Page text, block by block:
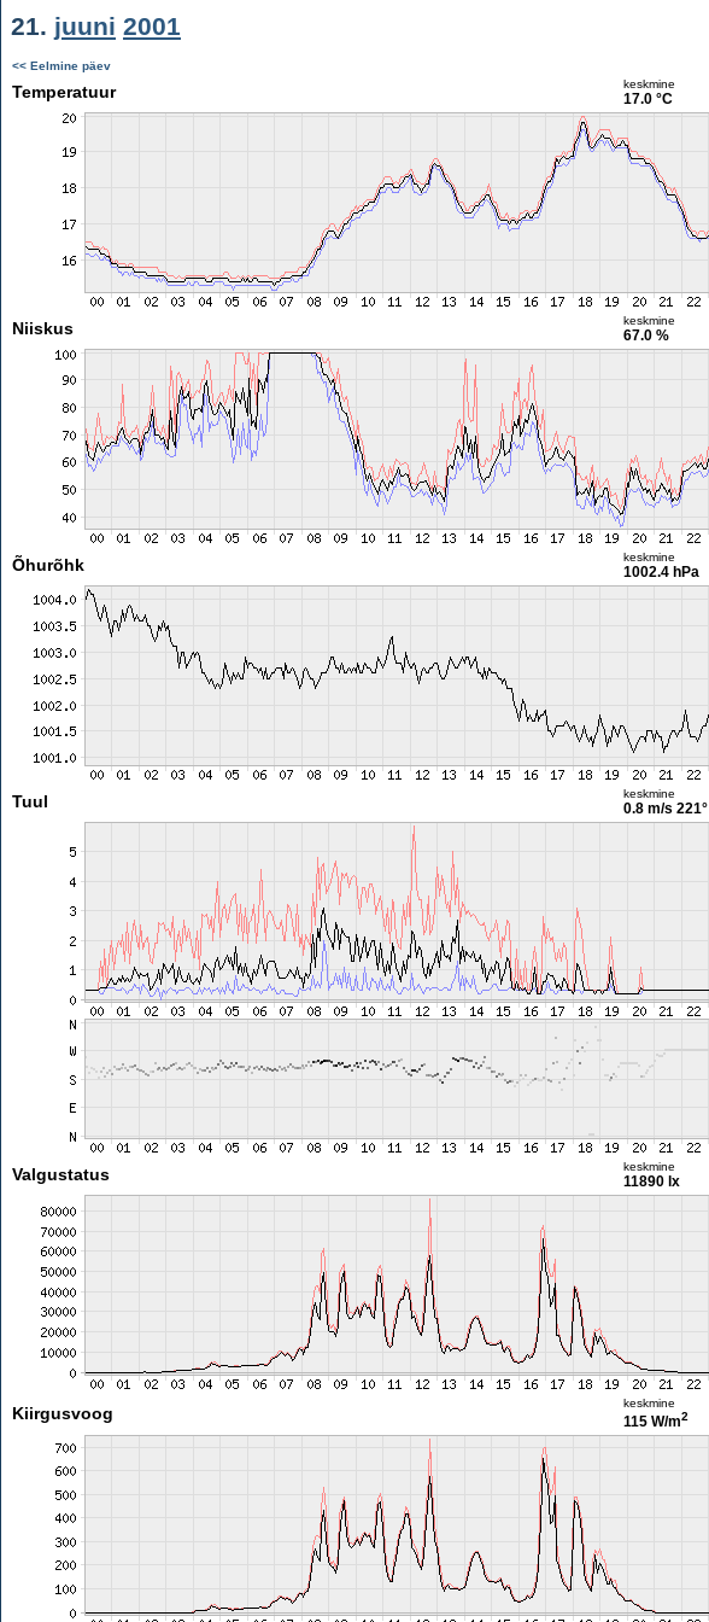
21. juuni 2001
<< Eelmine päev
Temperatuur keskmine
17.0 °C
Niiskus keskmine
67.0 %
Õhurõhk keskmine
1002.4 hPa
Tuul keskmine
0.8 m/s 221°
Valgustatus keskmine
11890 lx
Kiirgusvoog
keskmine
115 W/m2